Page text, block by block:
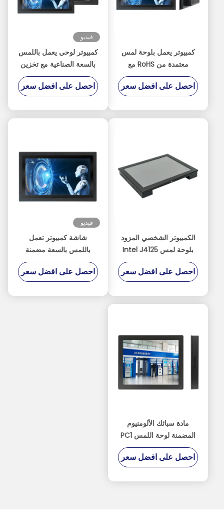
كمبيوتر يعمل بلوحة لمس
معتمدة من RoHS مع
منفذين USB 3.0 I / O
احصل على افضل سعر
فيديو
كمبيوتر لوحي يعمل باللمس
بالسعة الصناعية مع تخزين
128G SSD
احصل على افضل سعر
الكمبيوتر الشخصي المزود
بلوحة لمس Intel J4125
بدقة 1280 * 1024
احصل على افضل سعر
فيديو
شاشة كمبيوتر تعمل
باللمس بالسعة مضمنة
معتمدة من RoHS بدقة
1920 * 1080
احصل على افضل سعر
مادة سبائك الألومنيوم
المضمنة لوحة اللمس PC1
سنة الضمان
احصل على افضل سعر